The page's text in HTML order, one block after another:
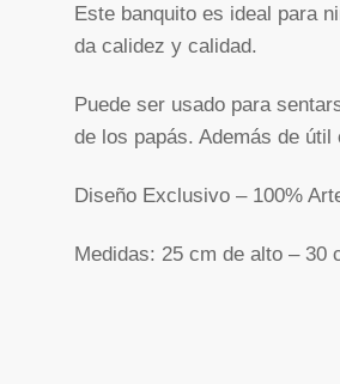
Este banquito es ideal para
da calidez y calidad.
Puede ser usado para
de los papás. Además de
Diseño Exclusivo – 100%
Medidas: 25 cm de alto –